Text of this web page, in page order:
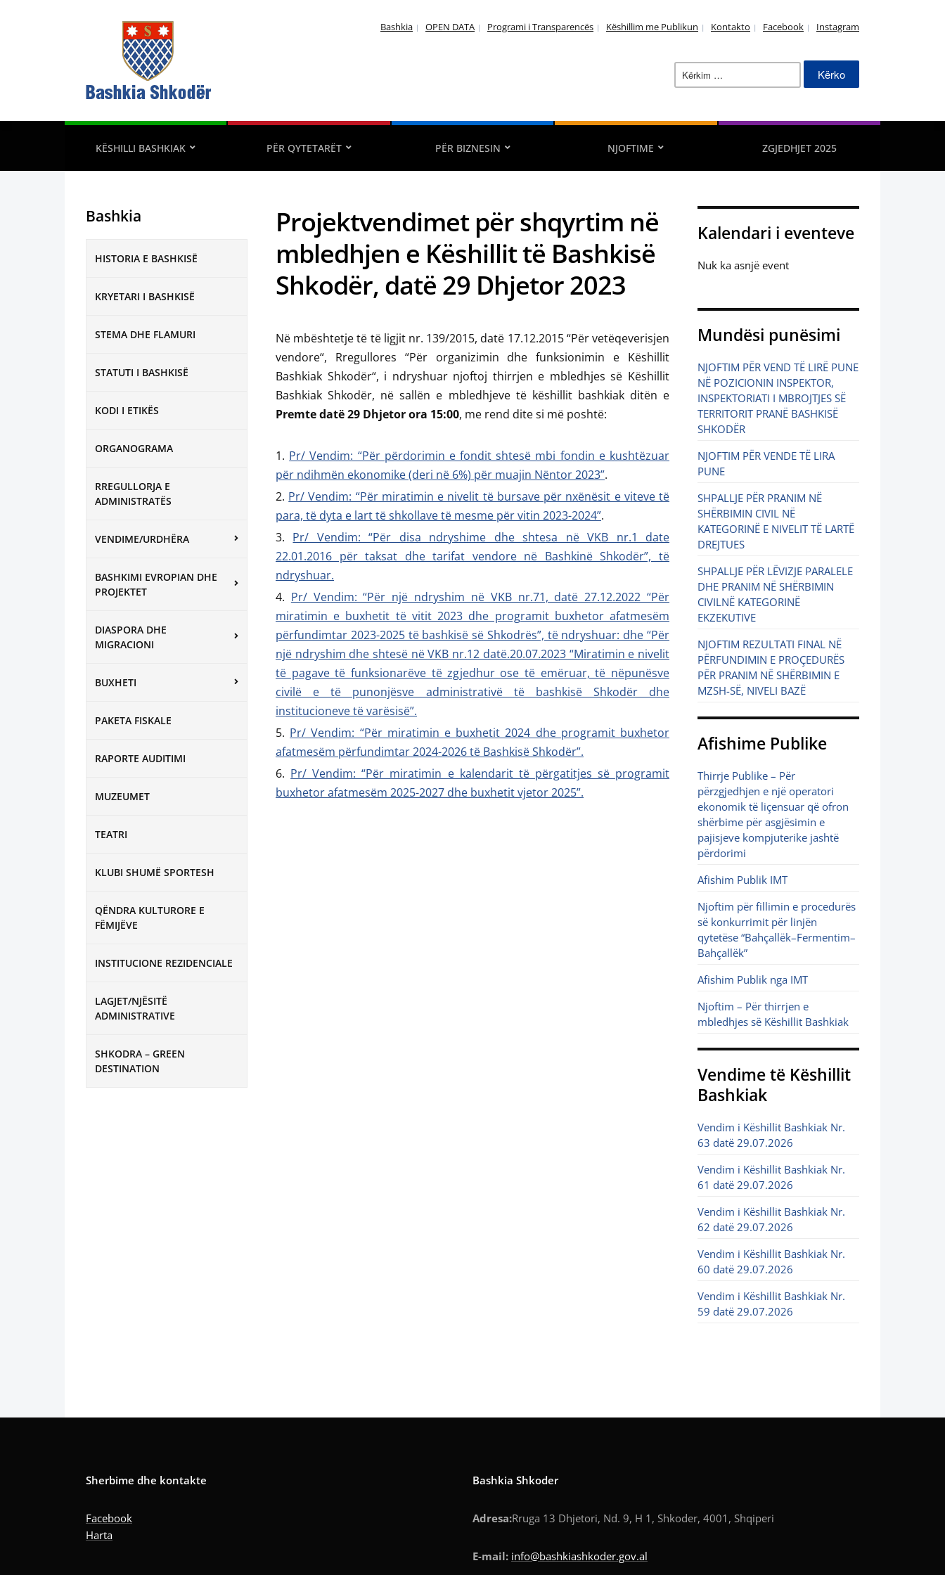
Bashkia OPEN DATA Programi i Transparencës Këshillim me Publikun Kontakto Facebook Instagram
Kërko
për:
KËSHILLI BASHKIAK PËR QYTETARËT PËR BIZNESIN NJOFTIME ZGJEDHJET 2025
Bashkia
HISTORIA E BASHKISË
KRYETARI I BASHKISË
STEMA DHE FLAMURI
STATUTI I BASHKISË
KODI I ETIKËS
ORGANOGRAMA
RREGULLORJA E
ADMINISTRATËS
VENDIME/URDHËRA
BASHKIMI EVROPIAN DHE
PROJEKTET
DIASPORA DHE
MIGRACIONI
BUXHETI
PAKETA FISKALE
RAPORTE AUDITIMI
MUZEUMET
TEATRI
KLUBI SHUMË SPORTESH
QËNDRA KULTURORE E
FËMIJËVE
INSTITUCIONE REZIDENCIALE
LAGJET/NJËSITË
ADMINISTRATIVE
SHKODRA – GREEN
DESTINATION
Projektvendimet për shqyrtim në
mbledhjen e Këshillit të Bashkisë
Shkodër, datë 29 Dhjetor 2023
Në mbështetje të të ligjit nr. 139/2015, datë 17.12.2015 “Për vetëqeverisjen
vendore“, Rregullores “Për organizimin dhe funksionimin e Këshillit
Bashkiak Shkodër“, i ndryshuar njoftoj thirrjen e mbledhjes së Këshillit
Bashkiak Shkodër, në sallën e mbledhjeve të këshillit bashkiak ditën e
Premte datë 29 Dhjetor ora 15:00, me rend dite si më poshtë:
Pr/ Vendim: “Për përdorimin e fondit shtesë mbi fondin e kushtëzuar
për ndihmën ekonomike (deri në 6%) për muajin Nëntor 2023”.
Pr/ Vendim: “Për miratimin e nivelit të bursave për nxënësit e viteve të
para, të dyta e lart të shkollave të mesme për vitin 2023-2024”.
Pr/ Vendim: “Për disa ndryshime dhe shtesa në VKB nr.1 date
22.01.2016 për taksat dhe tarifat vendore në Bashkinë Shkodër”, të
ndryshuar.
Pr/ Vendim: “Për një ndryshim në VKB nr.71, datë 27.12.2022 “Për
miratimin e buxhetit të vitit 2023 dhe programit buxhetor afatmesëm
përfundimtar 2023-2025 të bashkisë së Shkodrës”, të ndryshuar: dhe “Për
një ndryshim dhe shtesë në VKB nr.12 datë.20.07.2023 “Miratimin e nivelit
të pagave të funksionarëve të zgjedhur ose të emëruar, të nëpunësve
civilë e të punonjësve administrativë të bashkisë Shkodër dhe
institucioneve të varësisë”.
Pr/ Vendim: “Për miratimin e buxhetit 2024 dhe programit buxhetor
afatmesëm përfundimtar 2024-2026 të Bashkisë Shkodër”.
Pr/ Vendim: “Për miratimin e kalendarit të përgatitjes së programit
buxhetor afatmesëm 2025-2027 dhe buxhetit vjetor 2025”.
Kalendari i eventeve
Nuk ka asnjë event
Mundësi punësimi
NJOFTIM PËR VEND TË LIRË PUNE
NË POZICIONIN INSPEKTOR,
INSPEKTORIATI I MBROJTJES SË
TERRITORIT PRANË BASHKISË
SHKODËR
NJOFTIM PËR VENDE TË LIRA
PUNE
SHPALLJE PËR PRANIM NË
SHËRBIMIN CIVIL NË
KATEGORINË E NIVELIT TË LARTË
DREJTUES
SHPALLJE PËR LËVIZJE PARALELE
DHE PRANIM NË SHËRBIMIN
CIVILNË KATEGORINË
EKZEKUTIVE
NJOFTIM REZULTATI FINAL NË
PËRFUNDIMIN E PROÇEDURËS
PËR PRANIM NË SHËRBIMIN E
MZSH-SË, NIVELI BAZË
Afishime Publike
Thirrje Publike – Për
përzgjedhjen e një operatori
ekonomik të liçensuar që ofron
shërbime për asgjësimin e
pajisjeve kompjuterike jashtë
përdorimi
Afishim Publik IMT
Njoftim për fillimin e procedurës
së konkurrimit për linjën
qytetëse “Bahçallëk–Fermentim–
Bahçallëk”
Afishim Publik nga IMT
Njoftim – Për thirrjen e
mbledhjes së Këshillit Bashkiak
Vendime të Këshillit
Bashkiak
Vendim i Këshillit Bashkiak Nr.
63 datë 29.07.2026
Vendim i Këshillit Bashkiak Nr.
61 datë 29.07.2026
Vendim i Këshillit Bashkiak Nr.
62 datë 29.07.2026
Vendim i Këshillit Bashkiak Nr.
60 datë 29.07.2026
Vendim i Këshillit Bashkiak Nr.
59 datë 29.07.2026
Sherbime dhe kontakte
Facebook
Harta
Bashkia Shkoder
Adresa:Rruga 13 Dhjetori, Nd. 9, H 1, Shkoder, 4001, Shqiperi
E-mail: info@bashkiashkoder.gov.al